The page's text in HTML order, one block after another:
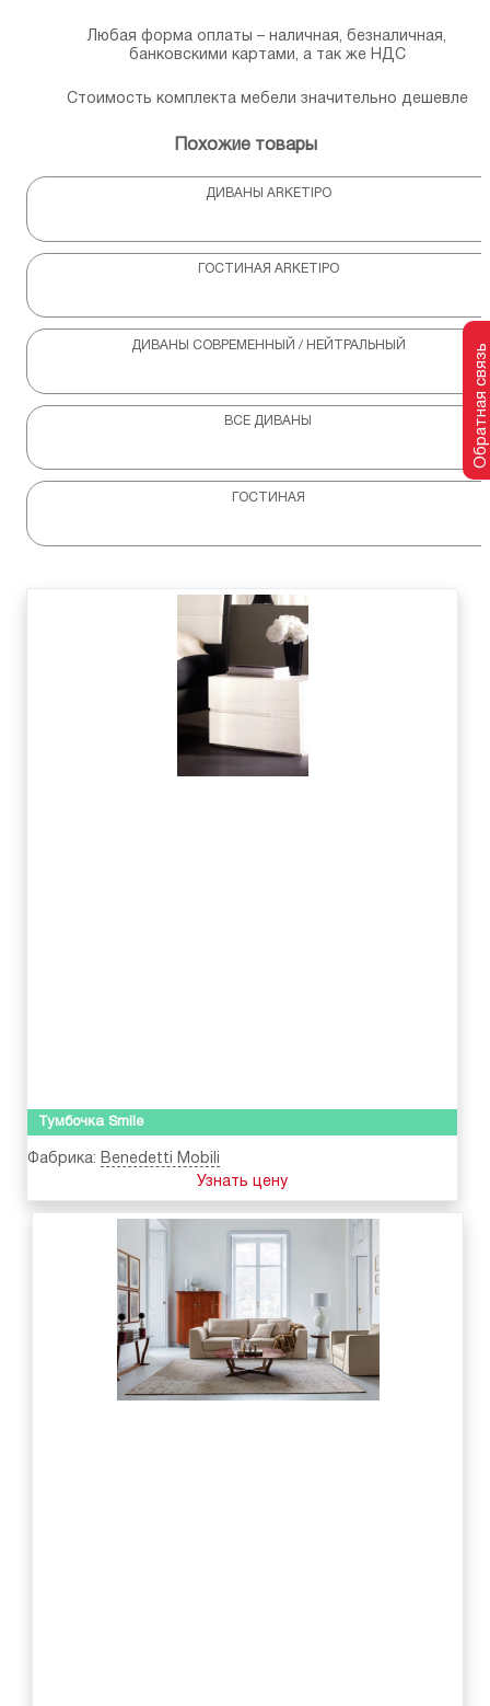
Любая форма оплаты – наличная, безналичная,
банковскими картами, а так же НДС
Стоимость комплекта мебели значительно дешевле
Похожие товары
ДИВАНЫ ARKETIPO
ГОСТИНАЯ ARKETIPO
ДИВАНЫ СОВРЕМЕННЫЙ / НЕЙТРАЛЬНЫЙ
ВСЕ ДИВАНЫ
ГОСТИНАЯ
Тумбочка Smile
Фабрика: Benedetti Mobili
Узнать цену
Обратная связь